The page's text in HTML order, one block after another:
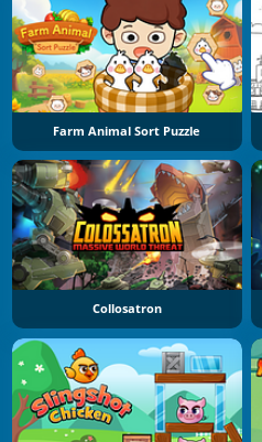
Farm Animal Sort Puzzle
Collosatron